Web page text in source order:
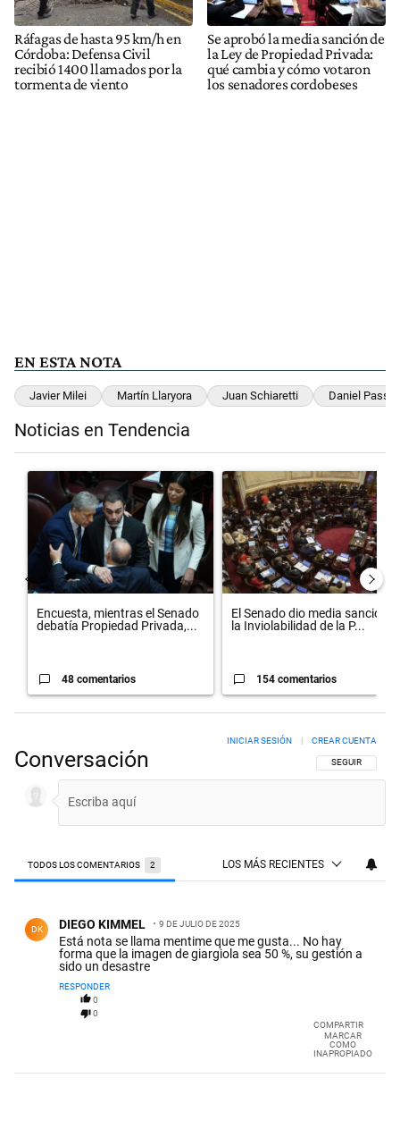
Ráfagas de hasta 95 km/h en
Córdoba: Defensa Civil
recibió 1400 llamados por la
tormenta de viento
Se aprobó la media sanción de
la Ley de Propiedad Privada:
qué cambia y cómo votaron
los senadores cordobeses
EN ESTA NOTA
Javier Milei Martín Llaryora Juan Schiaretti Daniel
Noticias en Tendencia
Un artículo de tendencia con el título "Encuesta, mientras el
Encuesta, mientras el Senado
debatía Propiedad Privada,...
48 comentarios
Un artículo de tendencia con el
El Senado dio media sanción a
la Inviolabilidad de la P...
154 comentarios
Conversación SIGA ESTA
SEGUIR
INICIAR SESIÓN | CREAR CUENTA
TODOS LOS COMENTARIOS 2 LOS MÁS RECIENTES
DK DIEGO KIMMEL 9 DE JULIO DE 2025
Está nota se llama mentime que me gusta... No hay
forma que la imagen de giargiola sea 50 %, su gestión a
sido un desastre
RESPONDER
0
0
COMPARTIR
MARCAR
COMO
INAPROPIADO